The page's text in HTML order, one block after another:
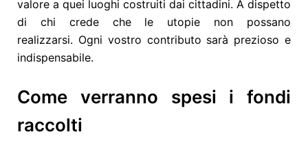
valore a quei luoghi costruiti dai cittadini. A dispetto
di chi crede che le utopie non possano
realizzarsi. Ogni vostro contributo sarà prezioso e
indispensabile.
Come verranno spesi i fondi
raccolti